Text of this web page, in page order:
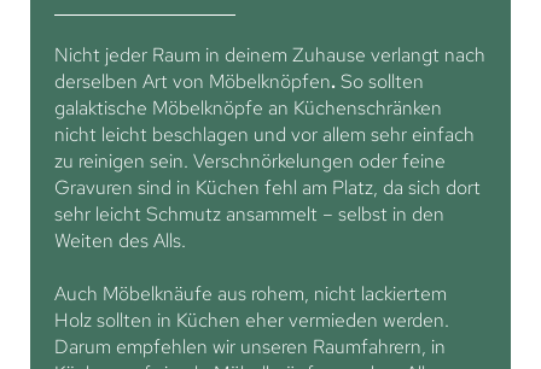
Nicht jeder Raum in deinem Zuhause verlangt nach
derselben Art von Möbelknöpfen. So sollten
galaktische Möbelknöpfe an Küchenschränken
nicht leicht beschlagen und vor allem sehr einfach
zu reinigen sein. Verschnörkelungen oder feine
Gravuren sind in Küchen fehl am Platz, da sich dort
sehr leicht Schmutz ansammelt – selbst in den
Weiten des Alls.
Auch Möbelknäufe aus rohem, nicht lackiertem
Holz sollten in Küchen eher vermieden werden.
Darum empfehlen wir unseren Raumfahrern, in